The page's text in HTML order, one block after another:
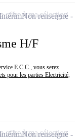
H/F
E.C.C., vous serez
pour les parties Electricité,
Non renseigné
offre à ma sélection
Non renseigné
offre à ma sélection